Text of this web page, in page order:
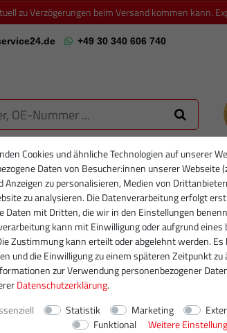
zu Verzögerungen beim Versand kommen kann.
+49 30 340 606 740
PARTIKELFILTER NEU
Cookies und ähnliche Technologien auf unserer
Daten von Besucher:innen unserer Webseite
Anzeigen zu personalisieren, Medien von
zu analysieren. Die Datenverarbeitung erfolgt
Daten mit Dritten, die wir in den Einstellungen
kann mit Einwilligung oder aufgrund
Zustimmung kann erteilt oder abgelehnt werden.
und die Einwilligung zu einem späteren Zeitpunkt
zur Verwendung personenbezogener
Daten­schutz­erklärung.
Statistik Marketing
Funktional
Weitere